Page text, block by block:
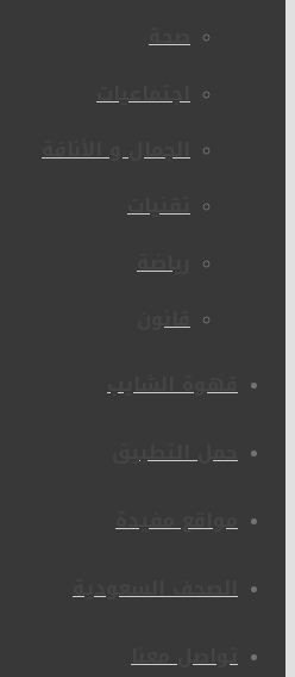
صحة
اجتماعيات
الجمال و الأناقة
تقنيات
رياضة
قانون
قهوة الشايب
حمل التطبيق
مواقع مفيدة
الصحف السعودية
تواصل معنا